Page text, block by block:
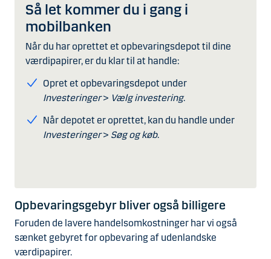
Så let kommer du i gang i
mobilbanken
Når du har oprettet et opbevaringsdepot til dine
værdipapirer, er du klar til at handle:
Opret et opbevaringsdepot under
Investeringer> Vælg investering.
Når depotet er oprettet, kan du handle under
Investeringer> Søg og køb.
Opbevaringsgebyr bliver også billigere
Foruden de lavere handelsomkostninger har vi også
sænket gebyret for opbevaring af udenlandske
værdipapirer.